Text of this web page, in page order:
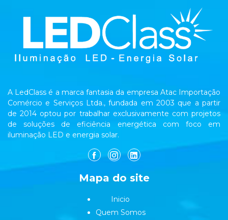
A LedClass é a marca fantasia da empresa Atac Importação
Comércio e Serviços Ltda., fundada em 2003 que a partir
de 2014 optou por trabalhar exclusivamente com projetos
de soluções de eficiência energética com foco em
iluminação LED e energia solar.
Mapa do site
Inicio
Quem Somos